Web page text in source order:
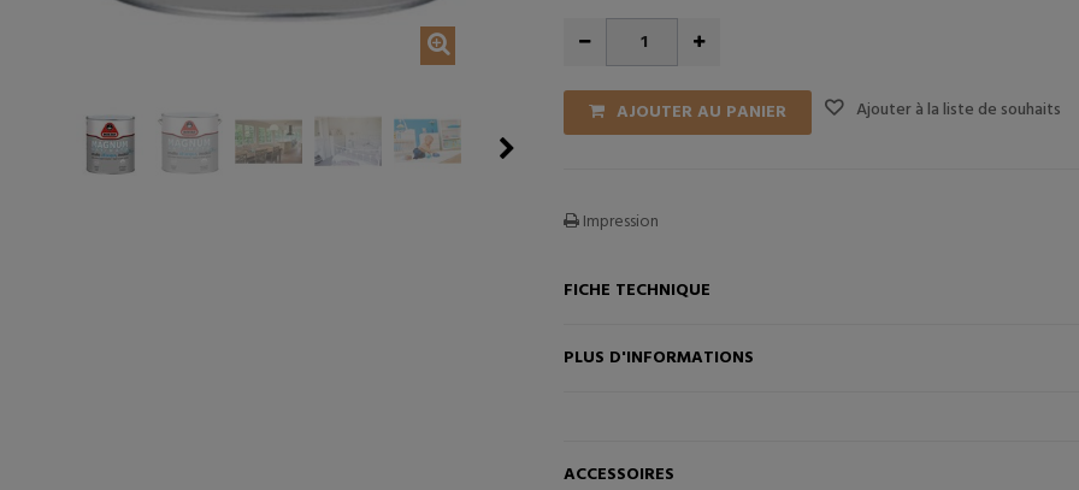
AJOUTER AU PANIER Ajouter à la liste de souhaits
Impression
FICHE TECHNIQUE
PLUS D'INFORMATIONS
ACCESSOIRES